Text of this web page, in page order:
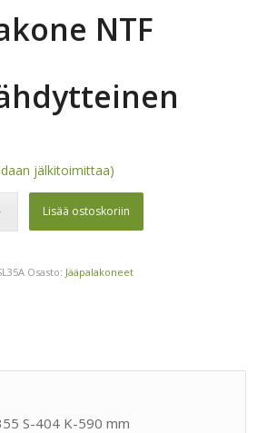
NTF
jälkitoimittaa)
Lisää ostoskoriin
Osasto: Jääpalakoneet
S-404 K-590 mm